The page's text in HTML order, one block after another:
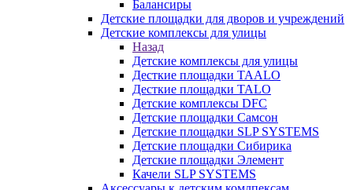
Балансиры
Детские площадки для дворов и учреждений
Детские комплексы для улицы
Назад
Детские комплексы для улицы
Десткие площадки TAALO
Десткие площадки TALO
Детские комплексы DFC
Детские площадки Самсон
Детские площадки SLP SYSTEMS
Детские площадки Сибирика
Детские площадки Элемент
Качели SLP SYSTEMS